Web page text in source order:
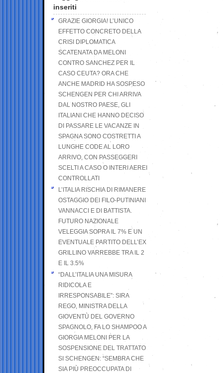
inseriti
GRAZIE GIORGIA! L’UNICO
EFFETTO CONCRETO DELLA
CRISI DIPLOMATICA
SCATENATA DA MELONI
CONTRO SANCHEZ PER IL
CASO CEUTA? ORA CHE
ANCHE MADRID HA SOSPESO
SCHENGEN PER CHI ARRIVA
DAL NOSTRO PAESE, GLI
ITALIANI CHE HANNO DECISO
DI PASSARE LE VACANZE IN
SPAGNA SONO COSTRETTI A
LUNGHE CODE AL LORO
ARRIVO, CON PASSEGGERI
SCELTI A CASO O INTERI AEREI
CONTROLLATI
L’ITALIA RISCHIA DI RIMANERE
OSTAGGIO DEI FILO-PUTINIANI
VANNACCI E DI BATTISTA.
FUTURO NAZIONALE
VELEGGIA SOPRA IL 7% E UN
EVENTUALE PARTITO DELL’EX
GRILLINO VARREBBE TRA IL 2
E IL 3.5%
“DALL’ITALIA UNA MISURA
RIDICOLA E
IRRESPONSABILE”: SIRA
REGO, MINISTRA DELLA
GIOVENTÙ DEL GOVERNO
SPAGNOLO, FA LO SHAMPOO A
GIORGIA MELONI PER LA
SOSPENSIONE DEL TRATTATO
SI SCHENGEN: “SEMBRA CHE
SIA PIÙ PREOCCUPATA DI